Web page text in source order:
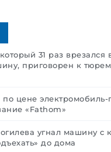
31 раз врезался
приговорен к
цене электромобиль-
«Fathom»
угнал машину с
до дома